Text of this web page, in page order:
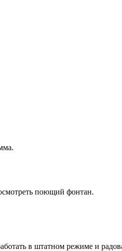
поющий фонтан.
в штатном режиме и